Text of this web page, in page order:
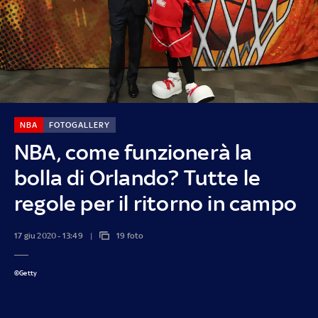
NBA, come funzionerà la
bolla di Orlando? Tutte le
regole per il ritorno in campo
NBA FOTOGALLERY
17 giu 2020 - 13:49 19 foto
©Getty